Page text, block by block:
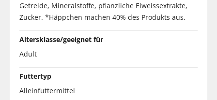
Getreide, Mineralstoffe, pflanzliche Eiweissextrakte,
Zucker. *Häppchen machen 40% des Produkts aus.
Altersklasse/geeignet für
Adult
Futtertyp
Alleinfuttermittel